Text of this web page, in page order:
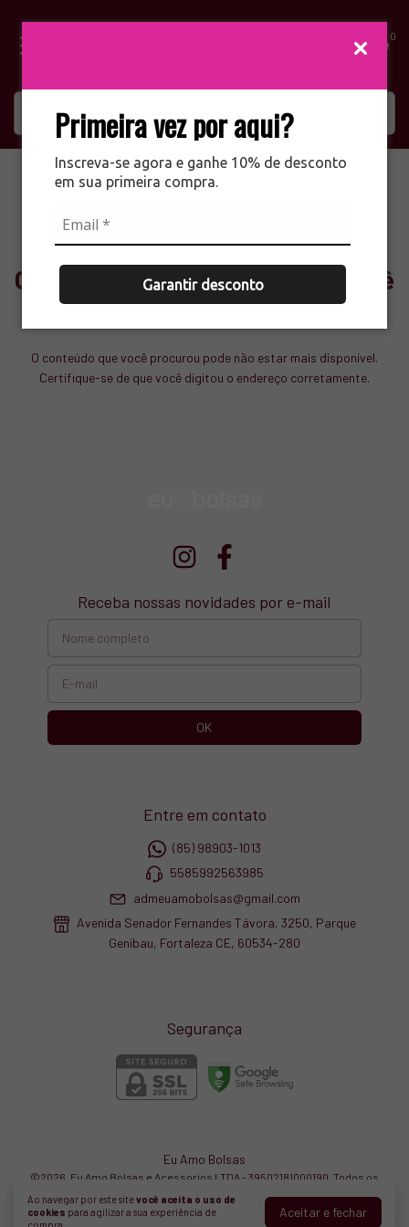
Primeira vez por aqui?
Inscreva-se agora e ganhe 10% de desconto
em sua primeira compra.
Garantir desconto
0
Ao navegar por este sitevocê aceita o uso de
cookies para agilizar a sua experiência de
Aceitar e fechar
Ops! Não encontramos o que você
procurou
O conteúdo que você procurou pode não estar mais disponível.
Certifique-se de que você digitou o endereço corretamente.
Receba nossas novidades por e-mail
Entre em contato
(85) 98903-1013
5585992563985
admeuamobolsas@gmail.com
Avenida Senador Fernandes Távora, 3250, Parque
Genibau, Fortaleza CE, 60534-280
Segurança
Eu Amo Bolsas
©2026. Eu Amo Bolsas e Acessorios LTDA - 39502181000190. Todos os